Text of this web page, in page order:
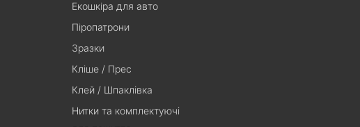
Екошкіра для авто
Піропатрони
Зразки
Кліше / Прес
Клей / Шпаклівка
Нитки та комплектуючі